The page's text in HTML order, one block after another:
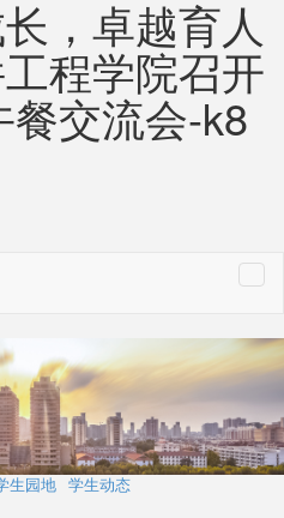
，卓越育人
程学院召开
交流会-k8
生园地
学生动态